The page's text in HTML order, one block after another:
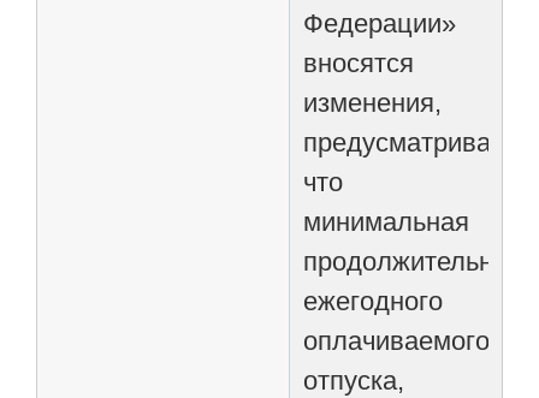
Федерации»
вносятся
изменения,
что
минимальная
ежегодного
оплачиваемого
отпуска,